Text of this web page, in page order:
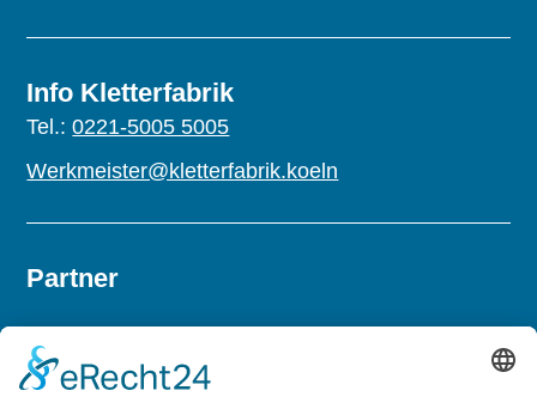
Info Kletterfabrik
Tel.:0221-5005 5005
Werkmeister@kletterfabrik.koeln
Partner